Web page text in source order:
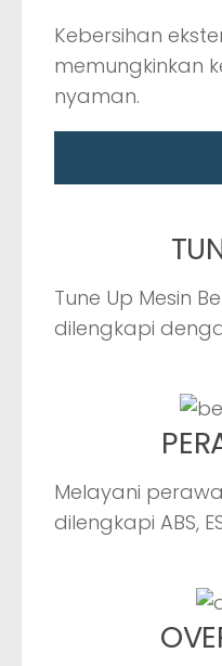
Kebersihan
memungkinkan
nyaman.
Tune Up Mesin
dilengkapi
Melayani
dilengkapi ABS,